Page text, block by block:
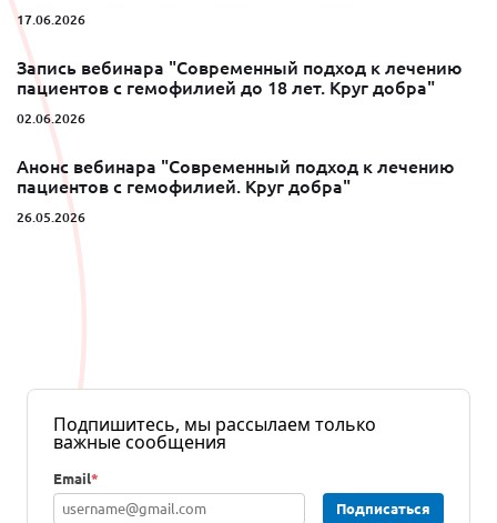
17.06.2026
Запись вебинара "Современный подход к лечению
пациентов с гемофилией до 18 лет. Круг добра"
02.06.2026
Анонс вебинара "Современный подход к лечению
пациентов с гемофилией. Круг добра"
26.05.2026
Подпишитесь, мы рассылаем только
важные сообщения
Email*
Подписаться